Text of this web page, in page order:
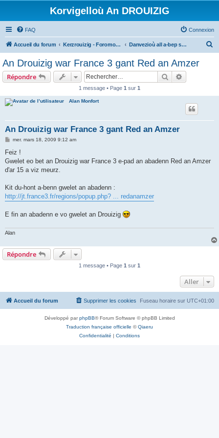
Korvigelloù An DROUIZIG
FAQ Connexion
Accueil du forum Kerzrouizig - Foromoù An Drouizig Danvezioù all a-bep seurt
An Drouizig war France 3 gant Red an Amzer
Répondre Rechercher
1 message • Page 1 sur 1
Alan Monfort
An Drouizig war France 3 gant Red an Amzer
M
s
a
g
mer. mars 18, 2009 9:12 am
Feiz !
Gwelet eo bet an Drouizig war France 3 e-pad an abadenn Red an Amzer
d'ar 15 a viz meurz.
Kit du-hont a-benn gwelet an abadenn :
http://jt.france3.fr/regions/popup.php? ... redanamzer
E fin an abadenn e vo gwelet an Drouizig
Alan
Répondre
1 message • Page 1 sur 1
Aller
Accueil du forum Fuseau horaire sur UTC+01:00
Supprimer les cookies
Développé parphpBB® Forum Software © phpBB Limited
Traduction française officielle ©Qiaeru
Confidentialité | Conditions